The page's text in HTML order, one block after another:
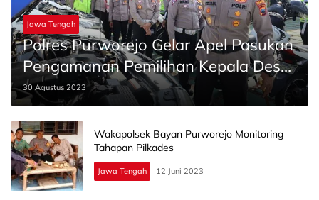
Jawa Tengah
Polres Purworejo Gelar Apel Pasukan
Pengamanan Pemilihan Kepala Desa
Serentak
30 Agustus 2023
Wakapolsek Bayan Purworejo Monitoring
Tahapan Pilkades
Jawa Tengah 12 Juni 2023